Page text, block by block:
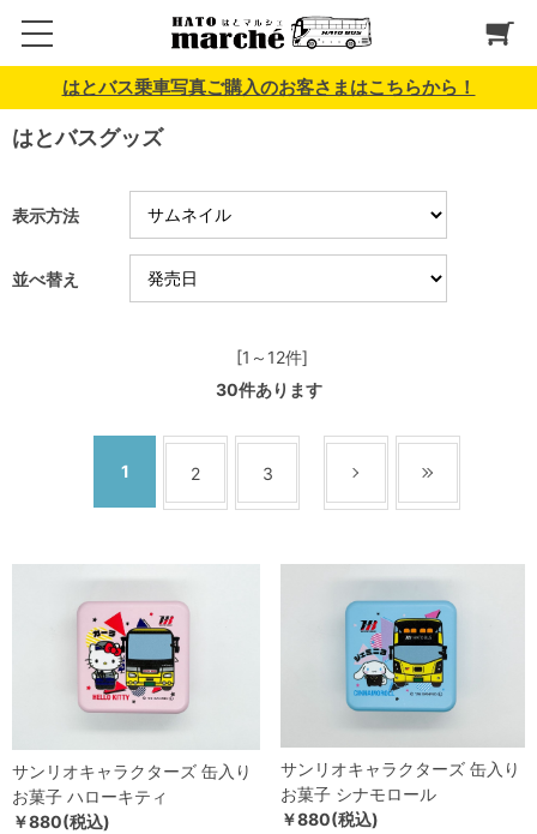
はとバス乗車写真ご購入のお客さまはこちらから！
はとバスグッズ
表示方法
並べ替え
[1～12件]
30件あります
1 2 3
サンリオキャラクターズ 缶入り
お菓子 ハローキティ
￥880(税込)
サンリオキャラクターズ 缶入り
お菓子 シナモロール
￥880(税込)